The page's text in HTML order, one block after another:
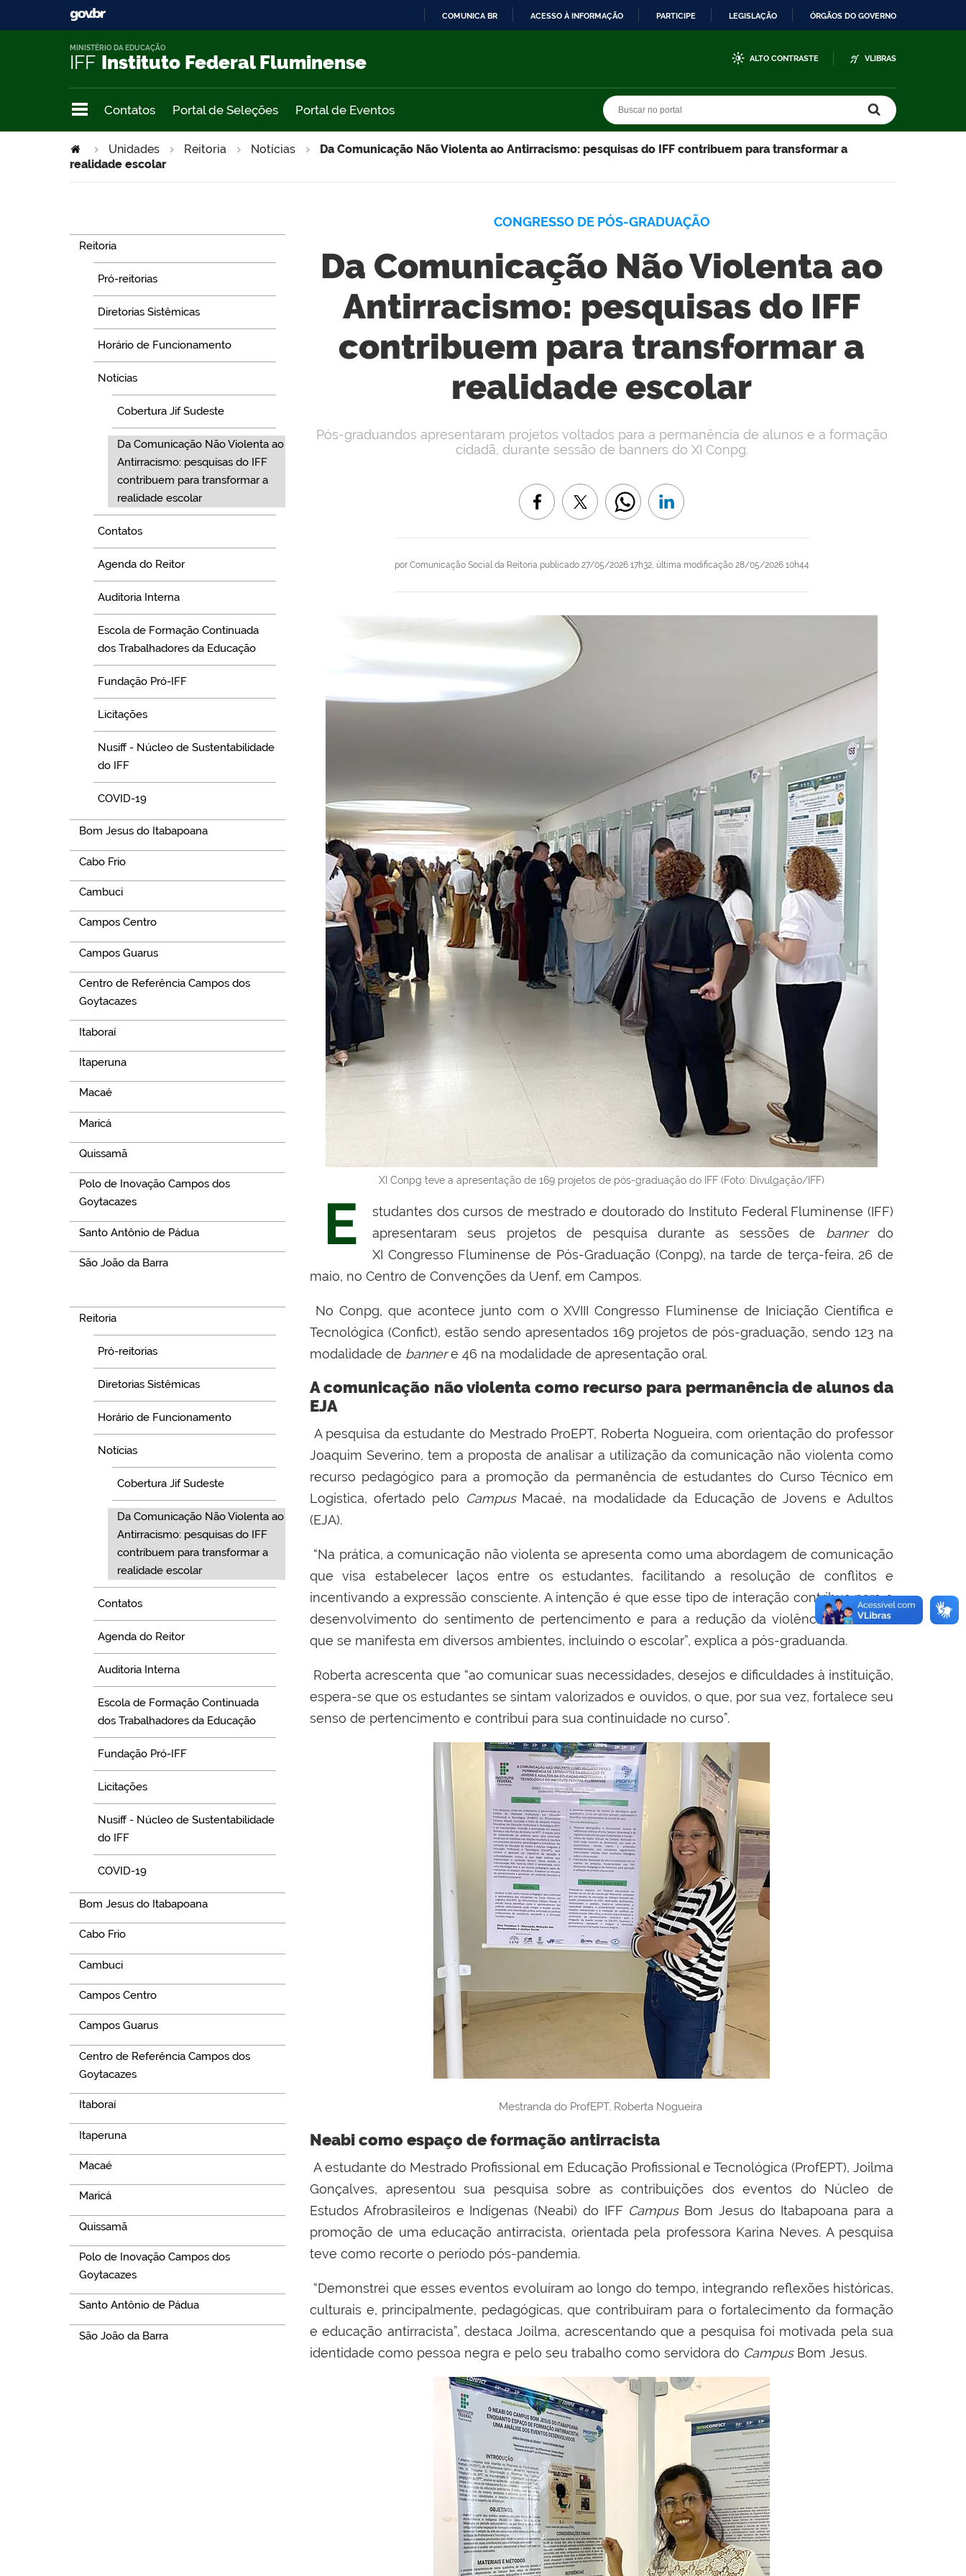
COMUNICA BR ACESSO À INFORMAÇÃO PARTICIPE LEGISLAÇÃO ÓRGÃOS DO GOVERNO
IFF Instituto Federal Fluminense
MINISTÉRIO DA EDUCAÇÃO
ALTO CONTRASTE VLIBRAS
Contatos Portal de Seleções Portal de Eventos
Unidades Reitoria Notícias
Da Comunicação Não Violenta ao Antirracismo: pesquisas do IFF contribuem para transformar a
realidade escolar
Reitoria
Pró-reitorias
Diretorias Sistêmicas
Horário de Funcionamento
Notícias
Cobertura Jif Sudeste
Da Comunicação Não Violenta ao
Antirracismo: pesquisas do IFF
contribuem para transformar a
realidade escolar
Contatos
Agenda do Reitor
Auditoria Interna
Escola de Formação Continuada
dos Trabalhadores da Educação
Fundação Pró-IFF
Licitações
Nusiff - Núcleo de Sustentabilidade
do IFF
COVID-19
Bom Jesus do Itabapoana
Cabo Frio
Cambuci
Campos Centro
Campos Guarus
Centro de Referência Campos dos
Goytacazes
Itaboraí
Itaperuna
Macaé
Maricá
Quissamã
Polo de Inovação Campos dos
Goytacazes
Santo Antônio de Pádua
São João da Barra
Reitoria
Pró-reitorias
Diretorias Sistêmicas
Horário de Funcionamento
Notícias
Cobertura Jif Sudeste
Da Comunicação Não Violenta ao
Antirracismo: pesquisas do IFF
contribuem para transformar a
realidade escolar
Contatos
Agenda do Reitor
Auditoria Interna
Escola de Formação Continuada
dos Trabalhadores da Educação
Fundação Pró-IFF
Licitações
Nusiff - Núcleo de Sustentabilidade
do IFF
COVID-19
Bom Jesus do Itabapoana
Cabo Frio
Cambuci
Campos Centro
Campos Guarus
Centro de Referência Campos dos
Goytacazes
Itaboraí
Itaperuna
Macaé
Maricá
Quissamã
Polo de Inovação Campos dos
Goytacazes
Santo Antônio de Pádua
São João da Barra
CONGRESSO DE PÓS-GRADUAÇÃO
Da Comunicação Não Violenta ao
Antirracismo: pesquisas do IFF
contribuem para transformar a
realidade escolar
por Comunicação Social da Reitoria publicado27/05/2026 17h32, última modificação28/05/2026 10h44
Pós-graduandos apresentaram projetos voltados para a permanência de alunos e a formação
cidadã, durante sessão de banners do XI Conpg.
XI Conpg teve a apresentação de 169 projetos de pós-graduação do IFF (Foto: Divulgação/IFF)
E
studantes dos cursos de mestrado e doutorado do Instituto Federal Fluminense (IFF)
apresentaram seus projetos de pesquisa durante as sessões de bannerdo
XI Congresso Fluminense de Pós-Graduação (Conpg), na tarde de terça-feira, 26 de
maio, no Centro de Convenções da Uenf, em Campos.
No Conpg, que acontece junto com o XVIII Congresso Fluminense de Iniciação Científica e
Tecnológica (Confict), estão sendo apresentados 169 projetos de pós-graduação, sendo 123 na
modalidade de bannere 46 na modalidade de apresentação oral.
A comunicação não violenta como recurso para permanência de alunos da
EJA
A pesquisa da estudante do Mestrado ProEPT, Roberta Nogueira, com orientação do professor
Joaquim Severino, tem a proposta de analisar a utilização da comunicação não violenta como
recurso pedagógico para a promoção da permanência de estudantes do Curso Técnico em
Logística, ofertado pelo CampusMacaé, na modalidade da Educação de Jovens e Adultos
(EJA).
“Na prática, a comunicação não violenta se apresenta como uma abordagem de comunicação
que visa estabelecer laços entre os estudantes, facilitando a resolução de conflitos e
incentivando a expressão consciente. A intenção é que esse tipo de interação contribua para o
desenvolvimento do sentimento de pertencimento e para a redução da violência simbólica,
que se manifesta em diversos ambientes, incluindo o escolar”, explica a pós-graduanda.
Roberta acrescenta que “ao comunicar suas necessidades, desejos e dificuldades à instituição,
espera-se que os estudantes se sintam valorizados e ouvidos, o que, por sua vez, fortalece seu
senso de pertencimento e contribui para sua continuidade no curso”.
Mestranda do ProfEPT, Roberta Nogueira
Neabi como espaço de formação antirracista
A estudante do Mestrado Profissional em Educação Profissional e Tecnológica (ProfEPT), Joilma
Gonçalves, apresentou sua pesquisa sobre as contribuições dos eventos do Núcleo de
Estudos Afrobrasileiros e Indígenas (Neabi) do IFF CampusBom Jesus do Itabapoana para a
promoção de uma educação antirracista, orientada pela professora Karina Neves. A pesquisa
teve como recorte o período pós-pandemia.
“Demonstrei que esses eventos evoluíram ao longo do tempo, integrando reflexões históricas,
culturais e, principalmente, pedagógicas, que contribuíram para o fortalecimento da formação
e educação antirracista”, destaca Joilma, acrescentando que a pesquisa foi motivada pela sua
identidade como pessoa negra e pelo seu trabalho como servidora do CampusBom Jesus.